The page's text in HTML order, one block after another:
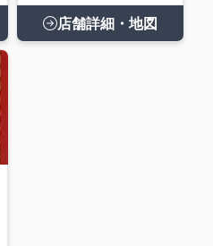
店舗詳細・地図